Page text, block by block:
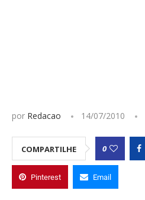
por Redacao 14/07/2010
COMPARTILHE 0
Pinterest Email